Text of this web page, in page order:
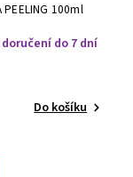
PEELING 100ml
do 7 dní
Do košíku